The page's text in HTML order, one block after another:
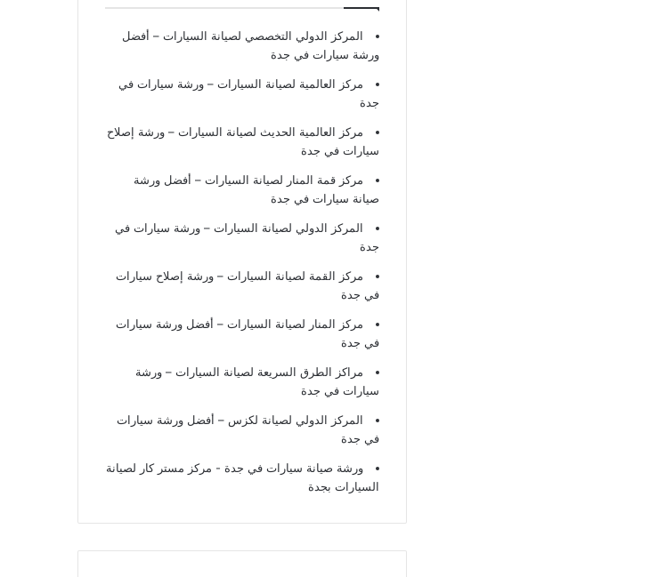
المركز الدولي التخصصي لصيانة السيارات – أفضل
ورشة سيارات في جدة
مركز العالمية لصيانة السيارات – ورشة سيارات في
جدة
مركز العالمية الحديث لصيانة السيارات – ورشة إصلاح
سيارات في جدة
مركز قمة المنار لصيانة السيارات – أفضل ورشة
صيانة سيارات في جدة
المركز الدولي لصيانة السيارات – ورشة سيارات في
جدة
مركز القمة لصيانة السيارات – ورشة إصلاح سيارات
في جدة
مركز المنار لصيانة السيارات – أفضل ورشة سيارات
في جدة
مراكز الطرق السريعة لصيانة السيارات – ورشة
سيارات في جدة
المركز الدولي لصيانة لكزس – أفضل ورشة سيارات
في جدة
ورشة صيانة سيارات في جدة - مركز مستر كار لصيانة
السيارات بجدة